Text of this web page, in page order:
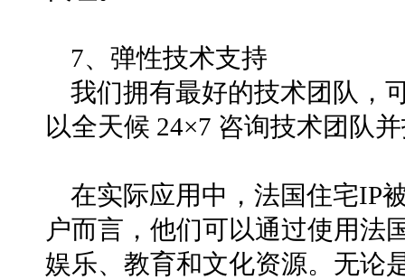
7、弹性技术支持
我们拥有最好的技术团队，
以全天候 24×7 咨询技术团队
在实际应用中，法国住宅IP
户而言，他们可以通过使用法
娱乐、教育和文化资源。无论